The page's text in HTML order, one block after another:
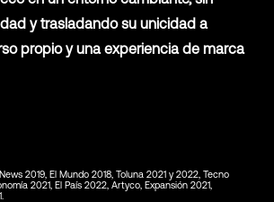
y trasladando su unicidad a
propio y una experiencia de marca
2019, El Mundo 2018, Toluna 2021 y 2022, Tecno
2021, El País 2022, Artyco, Expansión 2021,